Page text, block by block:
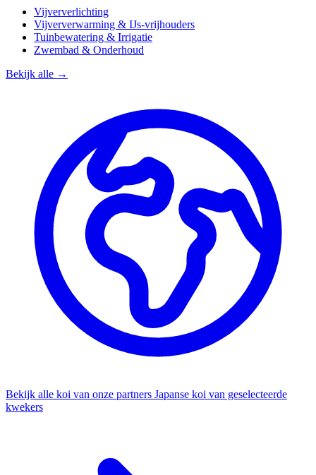
Vijververlichting
Vijververwarming & IJs-vrijhouders
Tuinbewatering & Irrigatie
Zwembad & Onderhoud
Bekijk alle →
Bekijk alle koi van onze partners Japanse koi van geselecteerde
kwekers